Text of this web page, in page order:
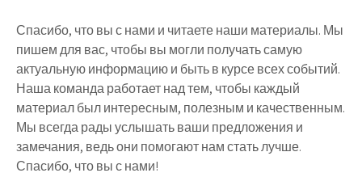
Спасибо, что вы с нами и читаете наши материалы. Мы
пишем для вас, чтобы вы могли получать самую
актуальную информацию и быть в курсе всех событий.
Наша команда работает над тем, чтобы каждый
материал был интересным, полезным и качественным.
Мы всегда рады услышать ваши предложения и
замечания, ведь они помогают нам стать лучше.
Спасибо, что вы с нами!